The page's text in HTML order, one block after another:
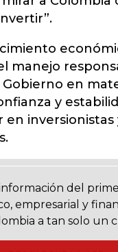
manejo
en
y
en inversionistas
del
empresarial y
a tan solo un